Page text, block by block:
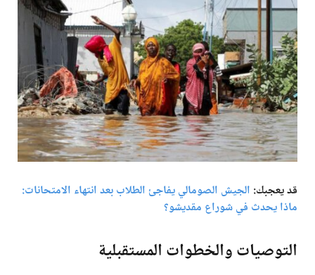
قد يعجبك: الجيش الصومالي يفاجئ الطلاب بعد انتهاء الامتحانات:
ماذا يحدث في شوراع مقديشو؟
التوصيات والخطوات المستقبلية